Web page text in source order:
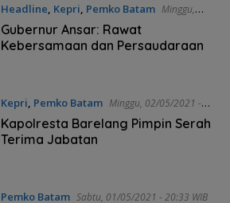
Headline, Kepri, Pemko Batam Minggu,
02/05/2021 - 11:00 WIB
Gubernur Ansar: Rawat
Kebersamaan dan Persaudaraan
Kepri, Pemko Batam Minggu, 02/05/2021 -
05:08 WIB
Kapolresta Barelang Pimpin Serah
Terima Jabatan
Pemko Batam Sabtu, 01/05/2021 - 20:33 WIB